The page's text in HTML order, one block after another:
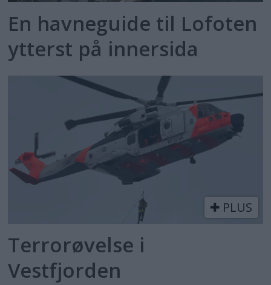
En havneguide til Lofoten
ytterst på innersida
PLUS
Terrorøvelse i
Vestfjorden